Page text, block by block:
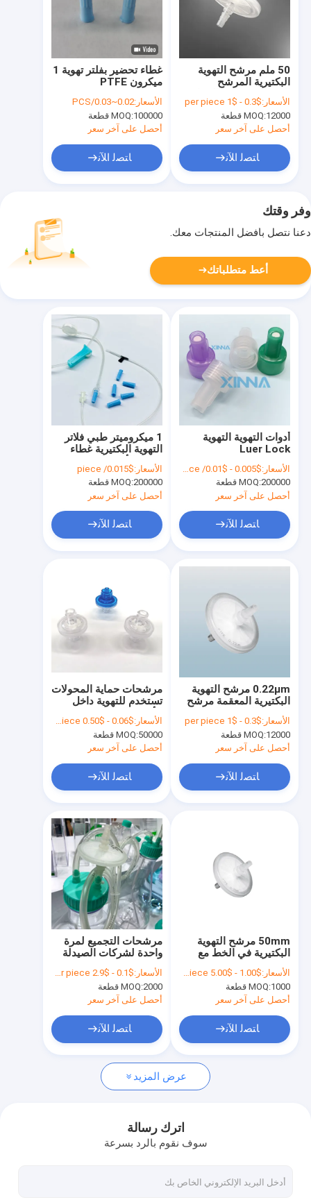
فيديوهات
رقابة جودة
اتصل بنا
اطلب اقتباس
مرشح قرص الغشاء
غشاء PES
غطاء تحضير بفلتر تهوية 1
ميكرون PTFE
الأسعار:0.02~0.03/PCS
MOQ:100000 قطعة
أحصل على آخر سعر
ﺎﺘﺼﻟ ﺍﻶﻧ
50 ملم مرشح التهوية
البكتيرية المرشح
الهيدروفوبي في الخط مع
مدخل الحبل
الأسعار:$0.3 - $1 per piece
MOQ:12000 قطعة
أحصل على آخر سعر
ﺎﺘﺼﻟ ﺍﻶﻧ
وفر وقتك
دعنا نتصل بأفضل المنتجات معك.
أعط متطلباتك
1 ميكروميتر طبي فلاتر
التهوية البكتيرية غطاء
الفلتر الأولية لخطوط
أنابيب IV
الأسعار:$0.015/ piece
MOQ:200000 قطعة
أحصل على آخر سعر
ﺎﺘﺼﻟ ﺍﻶﻧ
أدوات التهوية التهوية
Luer Lock
Hydrophobic Priming
Filter Cap
الأسعار:$0.005 - $0.01/ piece
MOQ:200000 قطعة
أحصل على آخر سعر
ﺎﺘﺼﻟ ﺍﻶﻧ
مرشحات حماية المحولات
تستخدم للتهوية داخل
الأجهزة الطبية
الأسعار:$0.06 - $0.50 per piece
MOQ:50000 قطعة
أحصل على آخر سعر
ﺎﺘﺼﻟ ﺍﻶﻧ
0.22μm مرشح التهوية
البكتيرية المعقمة مرشح
القرص الداخلي الغشاء
الهيدروفوبي
الأسعار:$0.3 - $1 per piece
MOQ:12000 قطعة
أحصل على آخر سعر
ﺎﺘﺼﻟ ﺍﻶﻧ
مرشحات التجميع لمرة
واحدة لشركات الصيدلة
والمعالجة الحيوية
الأسعار:$0.1 - $2.9 per piece
MOQ:2000 قطعة
أحصل على آخر سعر
ﺎﺘﺼﻟ ﺍﻶﻧ
50mm مرشح التهوية
البكتيرية في الخط مع
الغاز
الأسعار:$1.00 - $5.00 per piece
MOQ:1000 قطعة
أحصل على آخر سعر
ﺎﺘﺼﻟ ﺍﻶﻧ
عرض المزيد
اترك رسالة
سوف نقوم بالرد بسرعة